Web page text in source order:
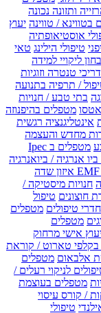
ותזונה נכונה
בטווינא / טווינה יעוץ
אוסטיאופתיה
טיפולי הילינג טאי
ליקויי למידה
טנטרה וזוגיות
/ תרפיה בתנועה
בתי טבע / חנויות
מטפלים בהיפנוזה
אינטליגנציה רגשית
מחדש והעצמה
מטפלים ב Ipec
ביו אנרגיה / ביואנרגיה
טיפולי EMF איזון שדה
חנויות מיסטיקה /
חוצונים טיפול
טיפולים מטפלים
מטפלים
אישי מרחוק
בקלפי טארוט / קוראת
אלבאום מטפלים
לניקוי רעלים /
מטפלים בעוצמת
/ קורס עיסוי
טיפולי